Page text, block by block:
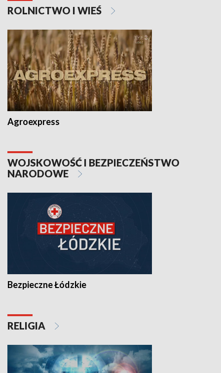
ROLNICTWO I WIEŚ
Agroexpress
WOJSKOWOŚĆ I BEZPIECZEŃSTWO
NARODOWE
Bezpieczne Łódzkie
RELIGIA